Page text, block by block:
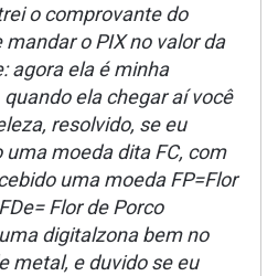
o comprovante do
o PIX no valor da
agora ela é minha
ela chegar aí você
resolvido, se eu
moeda dita FC, com
uma moeda FP=Flor
Flor de Porco
digitalzona bem no
metal, e duvido se eu